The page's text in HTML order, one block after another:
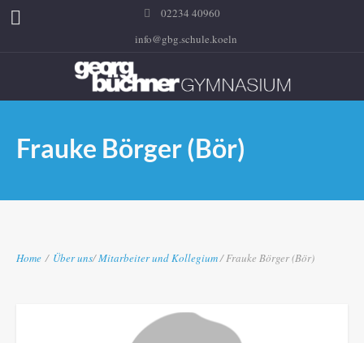
02234 40960
info@gbg.schule.koeln
Frauke Börger (Bör)
Home / Über uns/Mitarbeiter und Kollegium/ Frauke Börger (Bör)